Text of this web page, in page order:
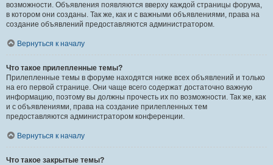
возможности. Объявления появляются вверху каждой страницы форума,
в котором они созданы. Так же, как и с важными объявлениями, права на
создание объявлений предоставляются администратором.
Вернуться к началу
Что такое прилепленные темы?
Прилепленные темы в форуме находятся ниже всех объявлений и только
на его первой странице. Они чаще всего содержат достаточно важную
информацию, поэтому вы должны прочесть их по возможности. Так же, как
и с объявлениями, права на создание прилепленных тем
предоставляются администратором конференции.
Вернуться к началу
Что такое закрытые темы?